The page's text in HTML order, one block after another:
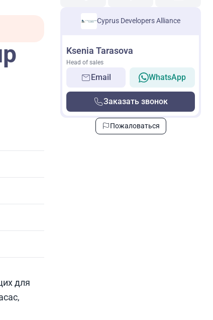
для
Cyprus Developers Alliance
Ksenia Tarasova
Head of sales
Email WhatsApp
Заказать звонок
Пожаловаться